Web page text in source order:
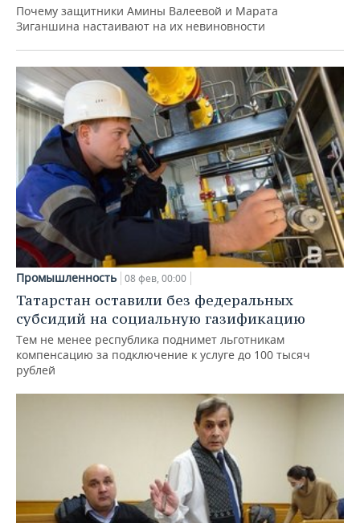
Почему защитники Амины Валеевой и Марата
Зиганшина настаивают на их невиновности
Промышленность 08 фев, 00:00
Татарстан оставили без федеральных
субсидий на социальную газификацию
Тем не менее республика поднимет льготникам
компенсацию за подключение к услуге до 100 тысяч
рублей